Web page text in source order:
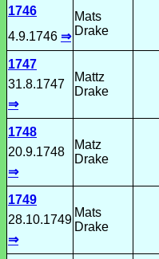
1746
4.9.1746 ⇒
Mats
Drake
1747
31.8.1747
⇒
Mattz
Drake
1748
20.9.1748
⇒
Matz
Drake
1749
28.10.1749
⇒
Mats
Drake